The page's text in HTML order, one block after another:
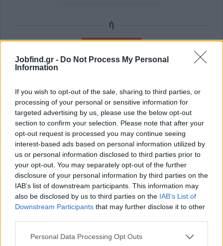
Jobfind.gr - Do Not Process My Personal
Information
If you wish to opt-out of the sale, sharing to third parties, or
processing of your personal or sensitive information for
targeted advertising by us, please use the below opt-out
section to confirm your selection. Please note that after your
opt-out request is processed you may continue seeing
interest-based ads based on personal information utilized by
us or personal information disclosed to third parties prior to
your opt-out. You may separately opt-out of the further
disclosure of your personal information by third parties on the
IAB’s list of downstream participants. This information may
also be disclosed by us to third parties on the IAB’s List of
Downstream Participants that may further disclose it to other
Personal Data Processing Opt Outs
ή
έχετε λάβει πλήρη γνώση των εν λόγω όρων.